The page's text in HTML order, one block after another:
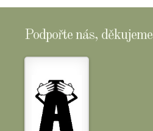
Podpořte nás, děkujeme